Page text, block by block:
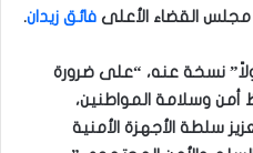
مجلس القضاء الأعلى فائق زيدان.
نسخة عنه، “على ضرورة
وسلامة المواطنين،
سلطة الأجهزة الأمنية